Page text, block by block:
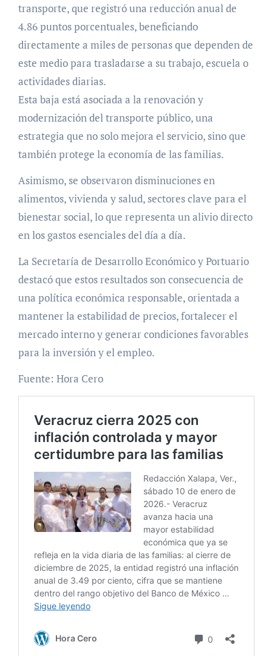
transporte, que registró una reducción anual de
4.86 puntos porcentuales, beneficiando
directamente a miles de personas que dependen de
este medio para trasladarse a su trabajo, escuela o
actividades diarias.
Esta baja está asociada a la renovación y
modernización del transporte público, una
estrategia que no solo mejora el servicio, sino que
también protege la economía de las familias.
Asimismo, se observaron disminuciones en
alimentos, vivienda y salud, sectores clave para el
bienestar social, lo que representa un alivio directo
en los gastos esenciales del día a día.
La Secretaría de Desarrollo Económico y Portuario
destacó que estos resultados son consecuencia de
una política económica responsable, orientada a
mantener la estabilidad de precios, fortalecer el
mercado interno y generar condiciones favorables
para la inversión y el empleo.
Fuente: Hora Cero